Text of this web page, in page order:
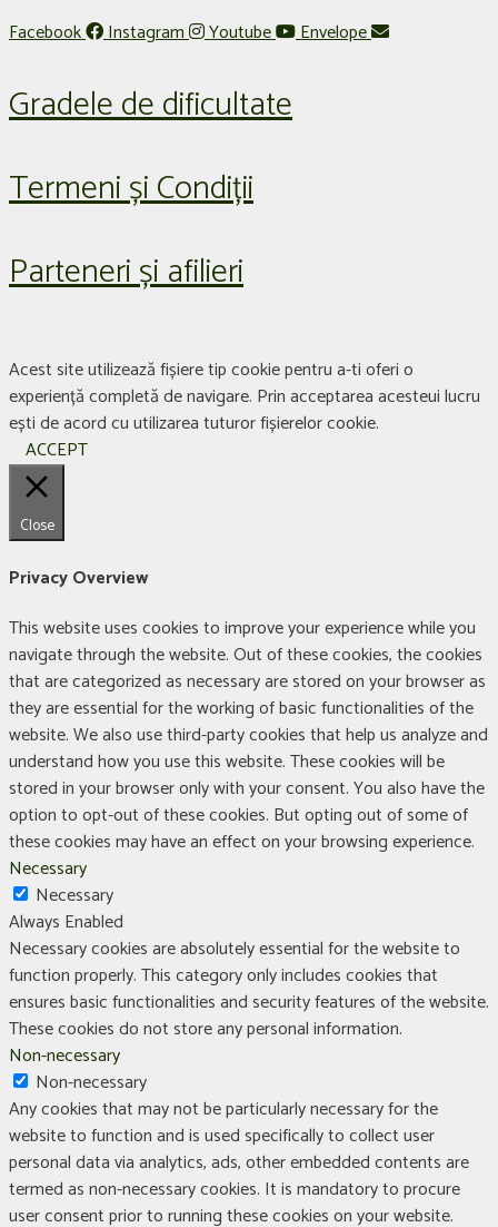
Facebook Instagram Youtube Envelope
Gradele de dificultate
Termeni și Condiții
Parteneri și afilieri
Acest site utilizează fișiere tip cookie pentru a-ti oferi o
experiență completă de navigare. Prin acceptarea acesteui lucru
ești de acord cu utilizarea tuturor fișierelor cookie.
ACCEPT
Close
Privacy Overview
This website uses cookies to improve your experience while you
navigate through the website. Out of these cookies, the cookies
that are categorized as necessary are stored on your browser as
they are essential for the working of basic functionalities of the
website. We also use third-party cookies that help us analyze and
understand how you use this website. These cookies will be
stored in your browser only with your consent. You also have the
option to opt-out of these cookies. But opting out of some of
these cookies may have an effect on your browsing experience.
Necessary
Necessary
Always Enabled
Necessary cookies are absolutely essential for the website to
function properly. This category only includes cookies that
ensures basic functionalities and security features of the website.
These cookies do not store any personal information.
Non-necessary
Non-necessary
Any cookies that may not be particularly necessary for the
website to function and is used specifically to collect user
personal data via analytics, ads, other embedded contents are
termed as non-necessary cookies. It is mandatory to procure
user consent prior to running these cookies on your website.